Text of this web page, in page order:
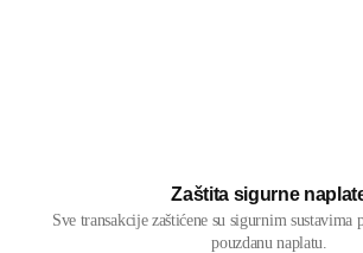
Zaštita sigurne
Sve transakcije zaštićene su sigurnim sustavima
pouzdanu naplatu.